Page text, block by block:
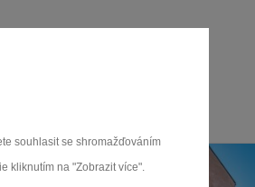
souhlasit se shromažďováním
kliknutím na "Zobrazit více".